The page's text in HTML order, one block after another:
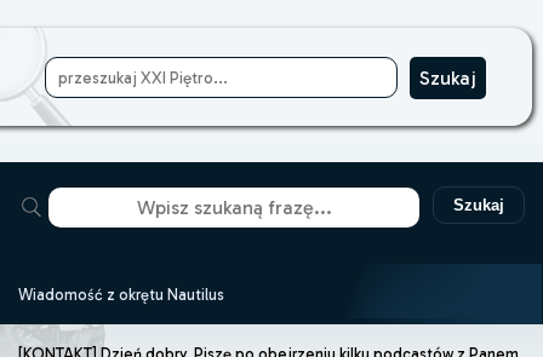
Szukaj
Wiadomość z okrętu Nautilus